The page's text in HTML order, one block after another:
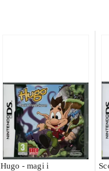
Hugo - magi i